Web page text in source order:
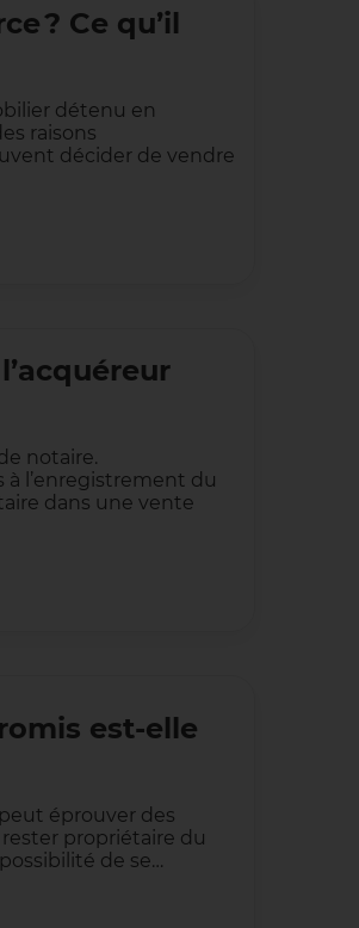
? Ce qu’il
détenu en
raisons
décider de vendre
notaire.
l’enregistrement du
dans une vente
est-elle
éprouver des
propriétaire du
de se…